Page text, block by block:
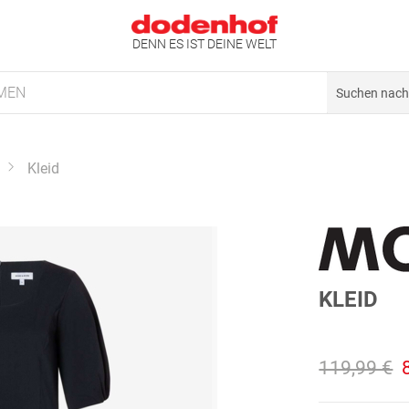
DENN ES IST DEINE WELT
Kleid
KLEID
119,99 €